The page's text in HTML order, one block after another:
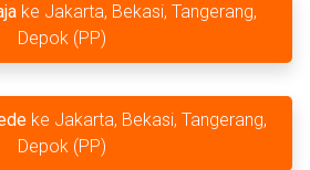
ke Jakarta, Bekasi, Tangerang,
Depok (PP)
ke Jakarta, Bekasi, Tangerang,
Depok (PP)